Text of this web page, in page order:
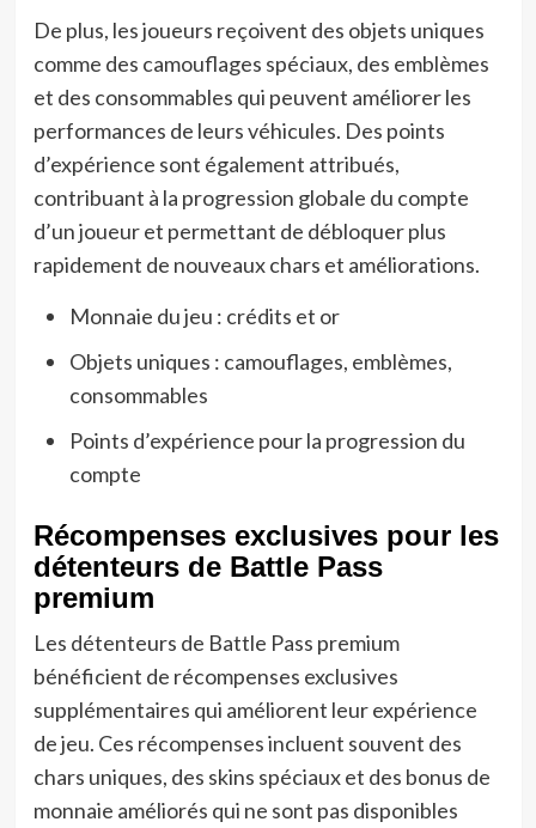
De plus, les joueurs reçoivent des objets uniques
comme des camouflages spéciaux, des emblèmes
et des consommables qui peuvent améliorer les
performances de leurs véhicules. Des points
d’expérience sont également attribués,
contribuant à la progression globale du compte
d’un joueur et permettant de débloquer plus
rapidement de nouveaux chars et améliorations.
Monnaie du jeu : crédits et or
Objets uniques : camouflages, emblèmes,
consommables
Points d’expérience pour la progression du
compte
Récompenses exclusives pour les
détenteurs de Battle Pass
premium
Les détenteurs de Battle Pass premium
bénéficient de récompenses exclusives
supplémentaires qui améliorent leur expérience
de jeu. Ces récompenses incluent souvent des
chars uniques, des skins spéciaux et des bonus de
monnaie améliorés qui ne sont pas disponibles